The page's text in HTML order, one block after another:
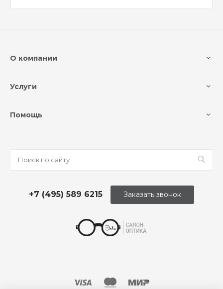
О компании
Услуги
Помощь
+7 (495) 589 6215 Заказать звонок